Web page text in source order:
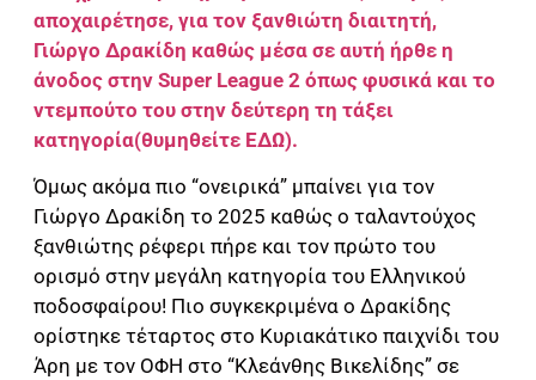
αποχαιρέτησε, για τον ξανθιώτη διαιτητή,
Γιώργο Δρακίδη καθώς μέσα σε αυτή ήρθε η
άνοδος στην Super League 2 όπως φυσικά και το
ντεμπούτο του στην δεύτερη τη τάξει
κατηγορία(θυμηθείτε ΕΔΩ).
Όμως ακόμα πιο “ονειρικά” μπαίνει για τον
Γιώργο Δρακίδη το 2025 καθώς ο ταλαντούχος
ξανθιώτης ρέφερι πήρε και τον πρώτο του
ορισμό στην μεγάλη κατηγορία του Ελληνικού
ποδοσφαίρου! Πιο συγκεκριμένα ο Δρακίδης
ορίστηκε τέταρτος στο Κυριακάτικο παιχνίδι του
Άρη με τον ΟΦΗ στο “Κλεάνθης Βικελίδης” σε